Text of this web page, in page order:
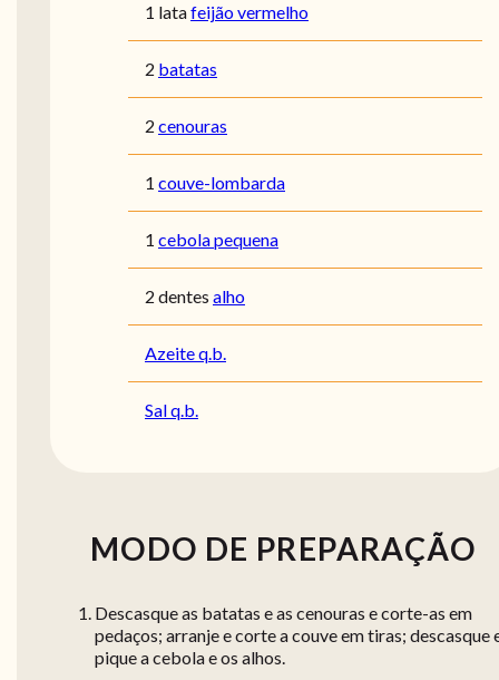
1 latafeijão vermelho
2 batatas
2 cenouras
1 couve-lombarda
1 cebola pequena
2 dentes alho
Azeite q.b.
Sal q.b.
MODO DE PREPARAÇÃO
Descasque as batatas e as cenouras e corte-as em
pedaços; arranje e corte a couve em tiras; descasque
pique a cebola e os alhos.